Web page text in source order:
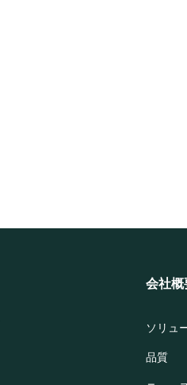
会社概
ソリュ
品質